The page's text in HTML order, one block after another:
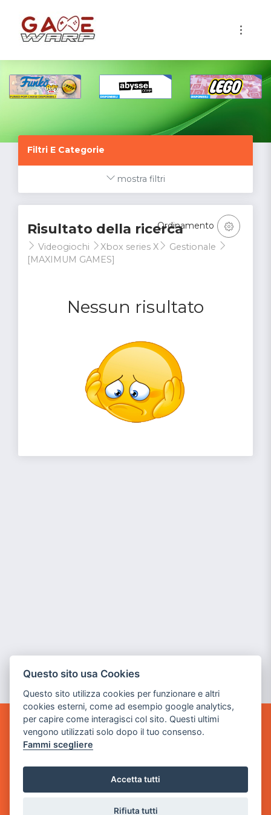
Filtri E Categorie
mostra filtri
Risultato della ricerca
Videogiochi Xbox series X
Gestionale
[MAXIMUM GAMES]
Nessun risultato
Ordinamento
GAME WARP
BY POWER GAME SRL
Sede Legale
via Villaggio dei Platani, 3
- 25014 Castenedolo, Brescia
Questo sito usa Cookies
Questo sito utilizza cookies per funzionare e altri
cookies esterni, come ad esempio google analytics,
per capire come interagisci col sito. Questi ultimi
vengono utilizzati solo dopo il tuo consenso.
Fammi scegliere
Accetta tutti
Rifiuta tutti